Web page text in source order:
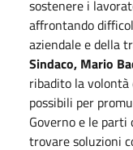
sostenere i
affrontando
aziendale e della
Sindaco, Mario
ribadito la
possibili per
Governo e le
trovare soluzioni